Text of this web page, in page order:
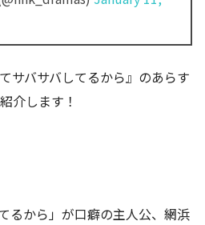
サバサバしてるから』のあらす
介します！
るから」が口癖の主人公、網浜